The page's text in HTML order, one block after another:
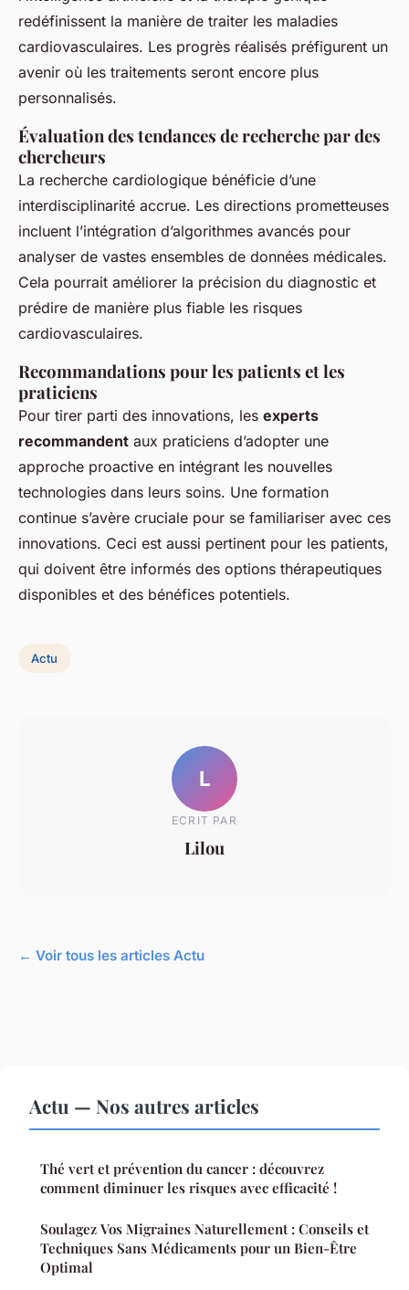
redéfinissent la manière de traiter les maladies
cardiovasculaires. Les progrès réalisés préfigurent un
avenir où les traitements seront encore plus
personnalisés.
Évaluation des tendances de recherche par des
chercheurs
La recherche cardiologique bénéficie d’une
interdisciplinarité accrue. Les directions prometteuses
incluent l’intégration d’algorithmes avancés pour
analyser de vastes ensembles de données médicales.
Cela pourrait améliorer la précision du diagnostic et
prédire de manière plus fiable les risques
cardiovasculaires.
Recommandations pour les patients et les
praticiens
Pour tirer parti des innovations, les experts
recommandent aux praticiens d’adopter une
approche proactive en intégrant les nouvelles
technologies dans leurs soins. Une formation
continue s’avère cruciale pour se familiariser avec ces
innovations. Ceci est aussi pertinent pour les patients,
qui doivent être informés des options thérapeutiques
disponibles et des bénéfices potentiels.
Actu
L
ECRIT PAR
Lilou
← Voir tous les articles Actu
Actu — Nos autres articles
Thé vert et prévention du cancer : découvrez
comment diminuer les risques avec efficacité !
Soulagez Vos Migraines Naturellement : Conseils et
Techniques Sans Médicaments pour un Bien-Être
Optimal